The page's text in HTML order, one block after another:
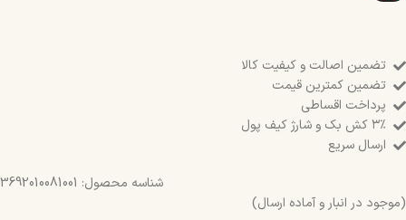
تضمین اصالت و کیفیت کالا
تضمین کمترین قیمت
پرداخت اقساطی
۳٪ کش بک و شارژ کیف پول
ارسال سریع
شناسه محصول: 3692010081001
(موجود در انبار و آماده ارسال)